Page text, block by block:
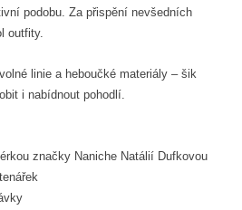
podobu. Za přispění nevšedních
outfity.
linie a heboučké materiály – šik
i nabídnout pohodlí.
značky Naniche Natálií Dufkovou